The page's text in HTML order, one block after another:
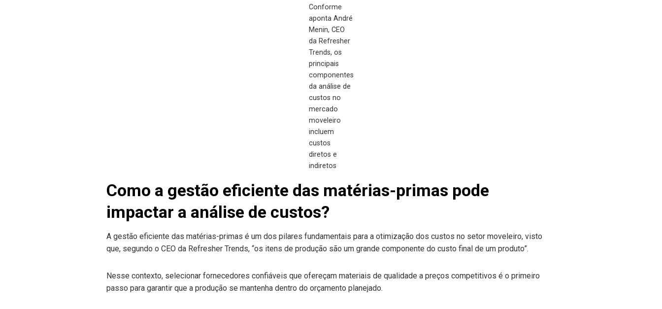
Conforme
aponta André
Menin, CEO
da Refresher
Trends, os
principais
componentes
da análise de
custos no
mercado
moveleiro
incluem
custos
diretos e
indiretos
Como a gestão eficiente das matérias-primas pode
impactar a análise de custos?
A gestão eficiente das matérias-primas é um dos pilares fundamentais para a otimização dos custos no setor moveleiro, visto
que, segundo o CEO da Refresher Trends, “os itens de produção são um grande componente do custo final de um produto”.
Nesse contexto, selecionar fornecedores confiáveis que ofereçam materiais de qualidade a preços competitivos é o primeiro
passo para garantir que a produção se mantenha dentro do orçamento planejado.